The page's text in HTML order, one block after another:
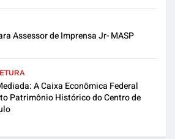
Assessor de Imprensa Jr- MASP
A Caixa Econômica Federal
Patrimônio Histórico do Centro de